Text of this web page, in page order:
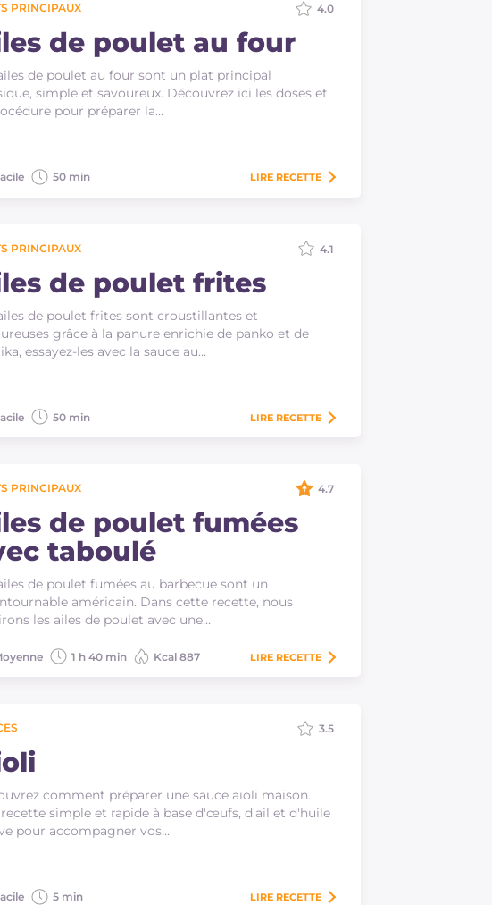
PRINCIPAUX
de poulet au four
de poulet au four sont un plat principal
simple et savoureux. Découvrez ici les doses et
pour préparer la…
4.0
50 min LIRE RECETTE
PRINCIPAUX
de poulet frites
de poulet frites sont croustillantes et
grâce à la panure enrichie de panko et de
essayez-les avec la sauce au…
4.1
50 min LIRE RECETTE
PRINCIPAUX
de poulet fumées
taboulé
de poulet fumées au barbecue sont un
américain. Dans cette recette, nous
les ailes de poulet avec une…
4.7
1 h 40 min Kcal 887 LIRE RECETTE
comment préparer une sauce aïoli maison.
recette simple et rapide à base d'œufs, d'ail et d'huile
pour accompagner vos…
3.5
5 min LIRE RECETTE